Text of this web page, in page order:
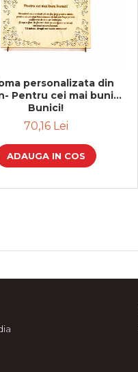
personalizata din
Pentru cei mai buni
Bunici!
70,16 Lei
ADAUGA IN COS